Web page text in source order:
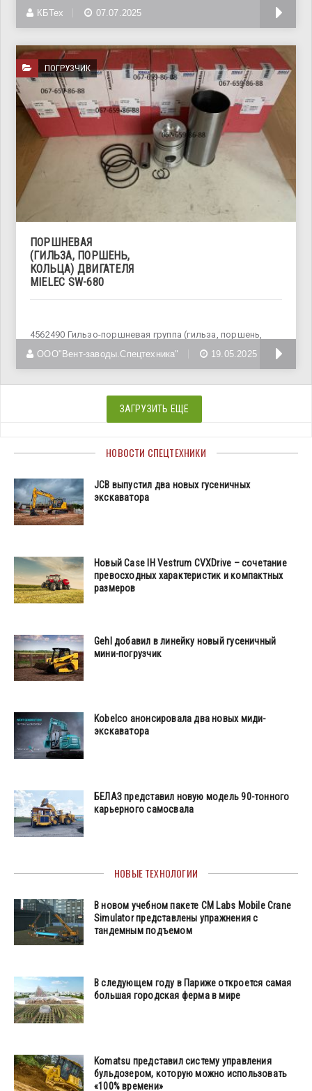
LIEBHERR LTM 1100-5.2 Макс.
КБТех 07.07.2025
ПОГРУЗЧИК
ПОРШНЕВАЯ
(ГИЛЬЗА, ПОРШЕНЬ,
КОЛЬЦА) ДВИГАТЕЛЯ
MIELEC SW-680
4562490 Гильзо-поршневая группа (гильза, поршень,
палец, кольца поршневые) на двигатель
ООО"Вент-заводы.Спецтехника" 19.05.2025
ЗАГРУЗИТЬ ЕЩЕ
НОВОСТИ СПЕЦТЕХНИКИ
JCB выпустил два новых гусеничных
экскаватора
Новый Case IH Vestrum CVXDrive – сочетание
превосходных характеристик и компактных
размеров
Gehl добавил в линейку новый гусеничный
мини-погрузчик
Kobelco анонсировала два новых миди-
экскаватора
БЕЛАЗ представил новую модель 90-тонного
карьерного самосвала
НОВЫЕ ТЕХНОЛОГИИ
В новом учебном пакете CM Labs Mobile Crane
Simulator представлены упражнения с
тандемным подъемом
В следующем году в Париже откроется самая
большая городская ферма в мире
Komatsu представил систему управления
бульдозером, которую можно использовать
«100% времени»